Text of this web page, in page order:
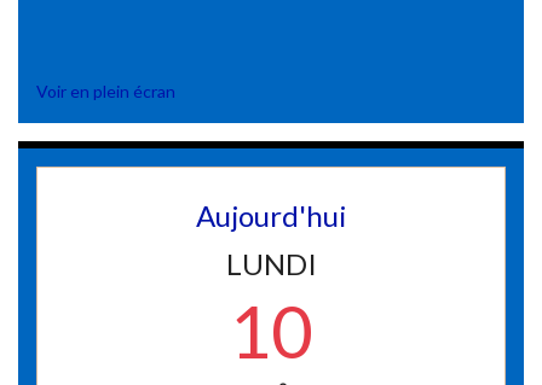
Voir en plein écran
Aujourd'hui
LUNDI
10